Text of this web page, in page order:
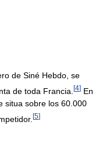
de Siné Hebdo, se
de toda Francia. [4] En
situa sobre los 60.000
[5]